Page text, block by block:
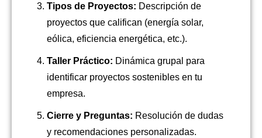
Tipos de Proyectos: Descripción de
proyectos que califican (energía solar,
eólica, eficiencia energética, etc.).
Taller Práctico: Dinámica grupal para
identificar proyectos sostenibles en tu
empresa.
Cierre y Preguntas: Resolución de dudas
y recomendaciones personalizadas.